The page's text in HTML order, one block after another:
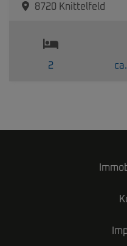
8720 Knittelfeld
2